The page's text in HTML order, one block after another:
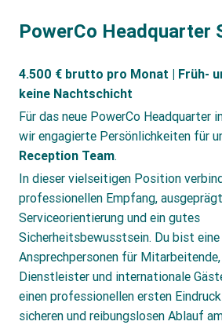
PowerCo Headquarter
4.500 € brutto pro Monat | Früh-
keine Nachtschicht
Für das neue PowerCo Headquarter
wir engagierte Persönlichkeiten für
Reception Team.
In dieser vielseitigen Position
professionellen Empfang,
Serviceorientierung und ein gutes
Sicherheitsbewusstsein. Du bist
Ansprechpersonen für Mitarbeitende,
Dienstleister und internationale
einen professionellen ersten
sicheren und reibungslosen Ablauf